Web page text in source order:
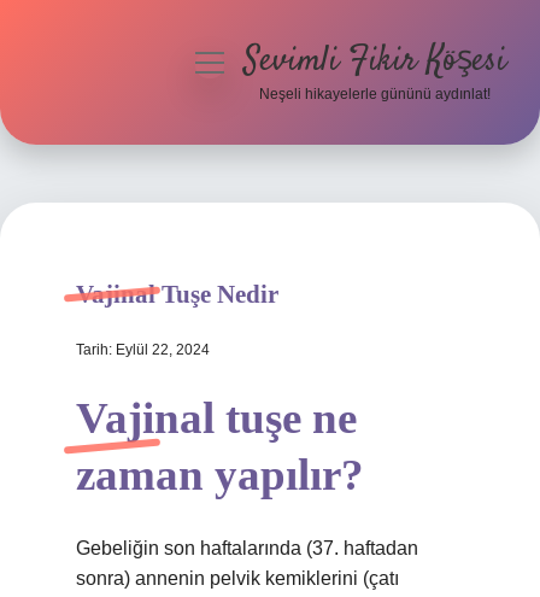
Hakkımızda
menüyüSevimli Fikir Köşesi
Neşeli hikayelerle gününü aydınlat!
Vajinal Tuşe Nedir
Tarih: Eylül 22, 2024
Vajinal tuşe ne
zaman yapılır?
Gebeliğin son haftalarında (37. haftadan
sonra) annenin pelvik kemiklerini (çatı